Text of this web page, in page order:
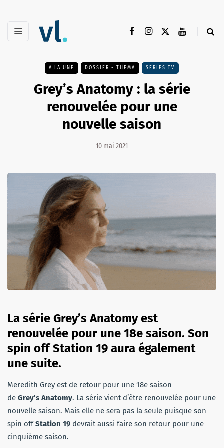
A LA UNE DOSSIER - THEMA SÉRIES TV
Grey’s Anatomy : la série
renouvelée pour une
nouvelle saison
10 mai 2021
La série Grey’s Anatomy est
renouvelée pour une 18e saison. Son
spin off Station 19 aura également
une suite.
Meredith Grey est de retour pour une 18e saison
de Grey’s Anatomy. La série vient d’être renouvelée pour une
nouvelle saison. Mais elle ne sera pas la seule puisque son
spin offStation 19 devrait aussi faire son retour pour une
cinquième saison.